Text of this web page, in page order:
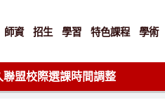
師資 招生 學習 特色課程 學術
聯盟校際選課時間調整